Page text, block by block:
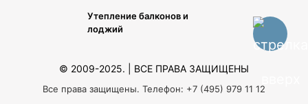
Утепление балконов и
лоджий
© 2009-2025. | ВСЕ ПРАВА ЗАЩИЩЕНЫ
Все права защищены. Телефон: +7 (495) 979 11 12